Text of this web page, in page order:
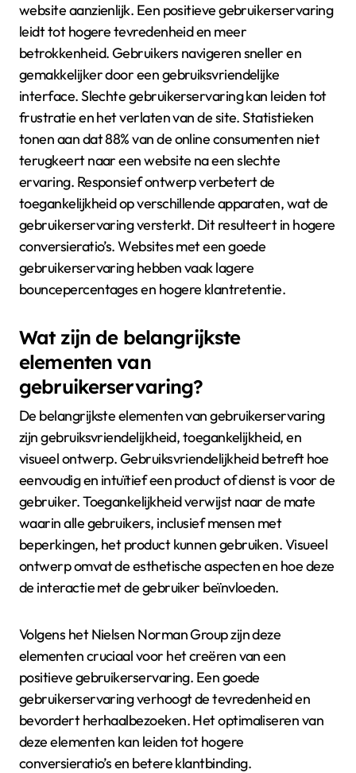
website aanzienlijk. Een positieve gebruikerservaring
leidt tot hogere tevredenheid en meer
betrokkenheid. Gebruikers navigeren sneller en
gemakkelijker door een gebruiksvriendelijke
interface. Slechte gebruikerservaring kan leiden tot
frustratie en het verlaten van de site. Statistieken
tonen aan dat 88% van de online consumenten niet
terugkeert naar een website na een slechte
ervaring. Responsief ontwerp verbetert de
toegankelijkheid op verschillende apparaten, wat de
gebruikerservaring versterkt. Dit resulteert in hogere
conversieratio’s. Websites met een goede
gebruikerservaring hebben vaak lagere
bouncepercentages en hogere klantretentie.
Wat zijn de belangrijkste
elementen van
gebruikerservaring?
De belangrijkste elementen van gebruikerservaring
zijn gebruiksvriendelijkheid, toegankelijkheid, en
visueel ontwerp. Gebruiksvriendelijkheid betreft hoe
eenvoudig en intuïtief een product of dienst is voor de
gebruiker. Toegankelijkheid verwijst naar de mate
waarin alle gebruikers, inclusief mensen met
beperkingen, het product kunnen gebruiken. Visueel
ontwerp omvat de esthetische aspecten en hoe deze
de interactie met de gebruiker beïnvloeden.
Volgens het Nielsen Norman Group zijn deze
elementen cruciaal voor het creëren van een
positieve gebruikerservaring. Een goede
gebruikerservaring verhoogt de tevredenheid en
bevordert herhaalbezoeken. Het optimaliseren van
deze elementen kan leiden tot hogere
conversieratio’s en betere klantbinding.